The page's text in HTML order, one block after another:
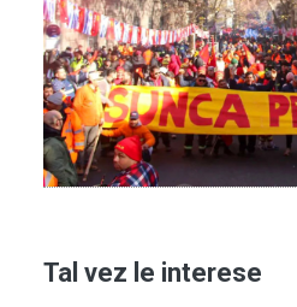
Tal vez le interese